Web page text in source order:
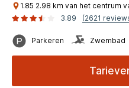
1.85 2.98 km van het centrum
3.89
(2621
Parkeren Zwembad